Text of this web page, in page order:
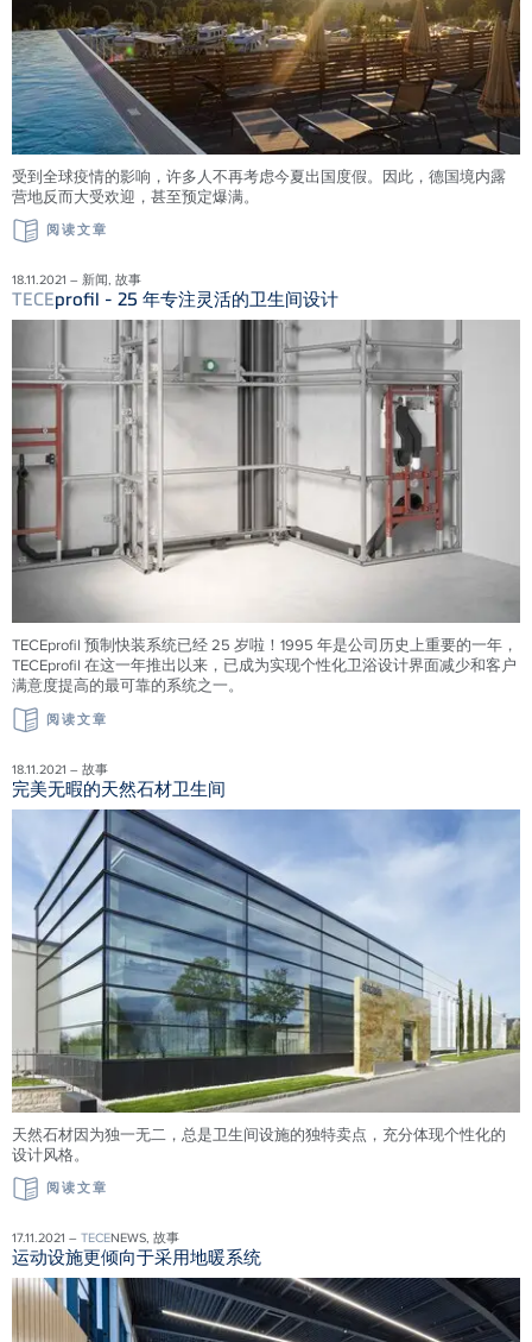
受到全球疫情的影响，许多人不再考虑今夏出国度假。因此，德国境内露
营地反而大受欢迎，甚至预定爆满。
阅读文章
18.11.2021 – 新闻, 故事
TECEprofil - 25 年专注灵活的卫生间设计
TECEprofil 预制快装系统已经 25 岁啦！1995 年是公司历史上重要的一年，
TECEprofil 在这一年推出以来，已成为实现个性化卫浴设计界面减少和客户
满意度提高的最可靠的系统之一。
阅读文章
18.11.2021 – 故事
完美无暇的天然石材卫生间
天然石材因为独一无二，总是卫生间设施的独特卖点，充分体现个性化的
设计风格。
阅读文章
17.11.2021 – TECENEWS, 故事
运动设施更倾向于采用地暖系统